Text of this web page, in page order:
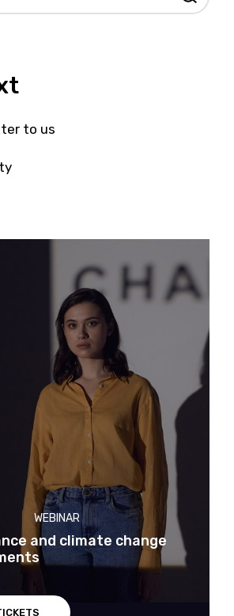
to us
WEBINAR
and climate change